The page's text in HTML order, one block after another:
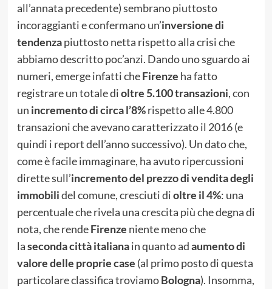
all’annata precedente) sembrano piuttosto
incoraggianti e confermano un’inversione di
tendenzapiuttosto netta rispetto alla crisi che
abbiamo descritto poc’anzi. Dando uno sguardo ai
numeri, emerge infatti cheFirenze ha fatto
registrare un totale dioltre 5.100 transazioni, con
un incremento di circa l’8%rispetto alle 4.800
transazioni che avevano caratterizzato il 2016 (e
quindi i report dell’anno successivo). Un dato che,
come è facile immaginare, ha avuto ripercussioni
dirette sull’incremento del prezzo di vendita degli
immobilidel comune, cresciuti dioltre il 4%: una
percentuale che rivela una crescita più che degna di
nota, che rendeFirenze niente meno che
laseconda città italianain quanto adaumento di
valore delle proprie case (al primo posto di questa
particolare classifica troviamoBologna). Insomma,